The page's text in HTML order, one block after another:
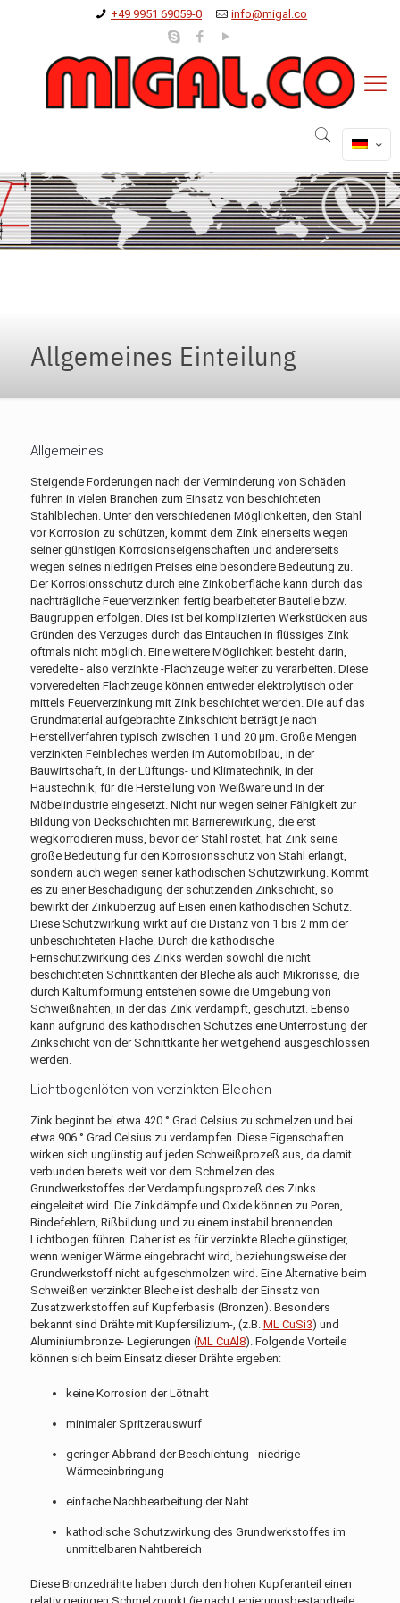
+49 9951 69059-0 info@migal.co
Allgemeines Einteilung
Allgemeines
Steigende Forderungen nach der Verminderung von Schäden
führen in vielen Branchen zum Einsatz von beschichteten
Stahlblechen. Unter den verschiedenen Möglichkeiten, den Stahl
vor Korrosion zu schützen, kommt dem Zink einerseits wegen
seiner günstigen Korrosionseigenschaften und andererseits
wegen seines niedrigen Preises eine besondere Bedeutung zu.
Der Korrosionsschutz durch eine Zinkoberfläche kann durch das
nachträgliche Feuerverzinken fertig bearbeiteter Bauteile bzw.
Baugruppen erfolgen. Dies ist bei komplizierten Werkstücken aus
Gründen des Verzuges durch das Eintauchen in flüssiges Zink
oftmals nicht möglich. Eine weitere Möglichkeit besteht darin,
veredelte - also verzinkte -Flachzeuge weiter zu verarbeiten. Diese
vorveredelten Flachzeuge können entweder elektrolytisch oder
mittels Feuerverzinkung mit Zink beschichtet werden. Die auf das
Grundmaterial aufgebrachte Zinkschicht beträgt je nach
Herstellverfahren typisch zwischen 1 und 20 µm. Große Mengen
verzinkten Feinbleches werden im Automobilbau, in der
Bauwirtschaft, in der Lüftungs- und Klimatechnik, in der
Haustechnik, für die Herstellung von Weißware und in der
Möbelindustrie eingesetzt. Nicht nur wegen seiner Fähigkeit zur
Bildung von Deckschichten mit Barrierewirkung, die erst
wegkorrodieren muss, bevor der Stahl rostet, hat Zink seine
große Bedeutung für den Korrosionsschutz von Stahl erlangt,
sondern auch wegen seiner kathodischen Schutzwirkung. Kommt
es zu einer Beschädigung der schützenden Zinkschicht, so
bewirkt der Zinküberzug auf Eisen einen kathodischen Schutz.
Diese Schutzwirkung wirkt auf die Distanz von 1 bis 2 mm der
unbeschichteten Fläche. Durch die kathodische
Fernschutzwirkung des Zinks werden sowohl die nicht
beschichteten Schnittkanten der Bleche als auch Mikrorisse, die
durch Kaltumformung entstehen sowie die Umgebung von
Schweißnähten, in der das Zink verdampft, geschützt. Ebenso
kann aufgrund des kathodischen Schutzes eine Unterrostung der
Zinkschicht von der Schnittkante her weitgehend ausgeschlossen
werden.
Lichtbogenlöten von verzinkten Blechen
Zink beginnt bei etwa 420 ° Grad Celsius zu schmelzen und bei
etwa 906 ° Grad Celsius zu verdampfen. Diese Eigenschaften
wirken sich ungünstig auf jeden Schweißprozeß aus, da damit
verbunden bereits weit vor dem Schmelzen des
Grundwerkstoffes der Verdampfungsprozeß des Zinks
eingeleitet wird. Die Zinkdämpfe und Oxide können zu Poren,
Bindefehlern, Rißbildung und zu einem instabil brennenden
Lichtbogen führen. Daher ist es für verzinkte Bleche günstiger,
wenn weniger Wärme eingebracht wird, beziehungsweise der
Grundwerkstoff nicht aufgeschmolzen wird. Eine Alternative beim
Schweißen verzinkter Bleche ist deshalb der Einsatz von
Zusatzwerkstoffen auf Kupferbasis (Bronzen). Besonders
bekannt sind Drähte mit Kupfersilizium-, (z.B. ML CuSi3) und
Aluminiumbronze- Legierungen (ML CuAl8). Folgende Vorteile
können sich beim Einsatz dieser Drähte ergeben:
keine Korrosion der Lötnaht
minimaler Spritzerauswurf
geringer Abbrand der Beschichtung - niedrige
Wärmeeinbringung
einfache Nachbearbeitung der Naht
kathodische Schutzwirkung des Grundwerkstoffes im
unmittelbaren Nahtbereich
Diese Bronzedrähte haben durch den hohen Kupferanteil einen